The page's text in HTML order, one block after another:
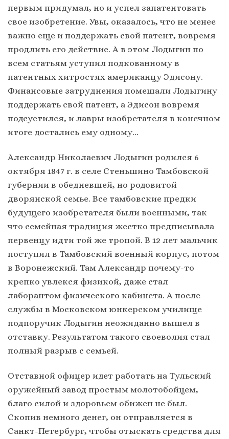
первым придумал, но и успел запатентовать
свое изобретение. Увы, оказалось, что не менее
важно еще и поддержать свой патент, вовремя
продлить его действие. А в этом Лодыгин по
всем статьям уступил подкованному в
патентных хитростях американцу Эдисону.
Финансовые затруднения помешали Лодыгину
поддержать свой патент, а Эдисон вовремя
подсуетился, и лавры изобретателя в конечном
итоге достались ему одному…
Александр Николаевич Лодыгин родился 6
октября 1847 г. в селе Стеньшино Тамбовской
губернии в обедневшей, но родовитой
дворянской семье. Все тамбовские предки
будущего изобретателя были военными, так
что семейная традиция жестко предписывала
первенцу идти той же тропой. В 12 лет мальчик
поступил в Тамбовский военный корпус, потом
в Воронежский. Там Александр почему-то
крепко увлекся физикой, даже стал
лаборантом физического кабинета. А после
службы в Московском юнкерском училище
подпоручик Лодыгин неожиданно вышел в
отставку. Результатом такого своеволия стал
полный разрыв с семьей.
Отставной офицер идет работать на Тульский
оружейный завод простым молотобойцем,
благо силой и здоровьем обижен не был.
Скопив немного денег, он отправляется в
Санкт-Петербург, чтобы отыскать средства для